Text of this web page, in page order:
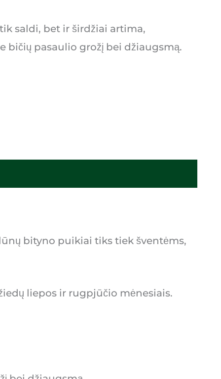
saldi, bet ir širdžiai artima,
bičių pasaulio grožį bei džiaugsmą.
bityno puikiai tiks tiek šventėms,
liepos ir rugpjūčio mėnesiais.